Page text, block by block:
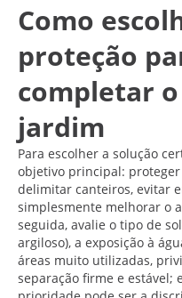
Como
proteção
completar
jardim
Para escolher a solução
objetivo principal:
delimitar canteiros, evitar
simplesmente melhorar o
seguida, avalie o tipo de
argiloso), a exposição à
áreas muito utilizadas,
separação firme e estável;